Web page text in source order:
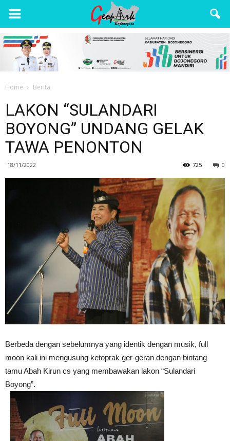
Wisata
Bojonegoro
Home Berita
LAKON “SULANDARI
BOYONG” UNDANG GELAK
TAWA PENONTON
18/11/2022 0
725
Berbeda dengan sebelumnya yang identik dengan musik, full
moon kali ini mengusung ketoprak ger-geran dengan bintang
tamu Abah Kirun cs yang membawakan lakon “Sulandari
Boyong”.